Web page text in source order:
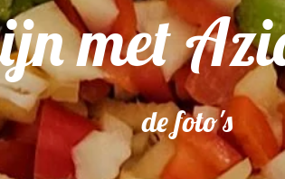
met
de foto's